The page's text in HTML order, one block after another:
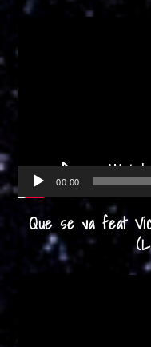
de
vídeo
00:00
Que se va feat